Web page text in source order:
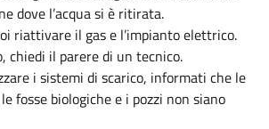
dove l’acqua si è ritirata.
riattivare il gas e l’impianto elettrico.
chiedi il parere di un tecnico.
i sistemi di scarico, informati che le
fosse biologiche e i pozzi non siano